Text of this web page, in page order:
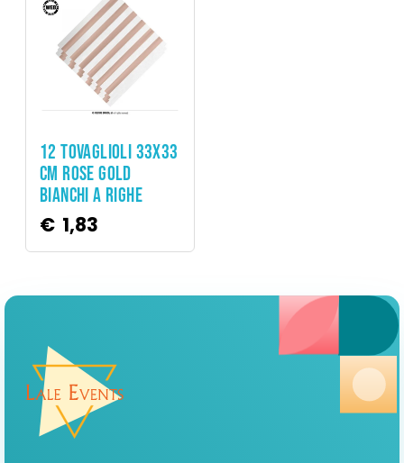
12 TOVAGLIOLI 33X33
CM ROSE GOLD
BIANCHI A RIGHE
€ 1,83